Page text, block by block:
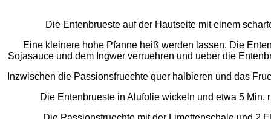
Die Entenbrueste auf der Hautseite mit einem
Eine kleinere hohe Pfanne heiß werden lassen. Die
Sojasauce und dem Ingwer verruehren und ueber die
Inzwischen die Passionsfruechte quer halbieren und das
Die Entenbrueste in Alufolie wickeln und etwa 5